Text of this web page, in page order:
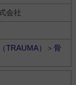
会社
TRAUMA） ＞ 骨